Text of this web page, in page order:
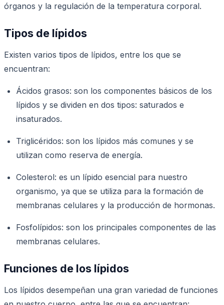
órganos y la regulación de la temperatura corporal.
Tipos de lípidos
Existen varios tipos de lípidos, entre los que se
encuentran:
Ácidos grasos: son los componentes básicos de los
lípidos y se dividen en dos tipos: saturados e
insaturados.
Triglicéridos: son los lípidos más comunes y se
utilizan como reserva de energía.
Colesterol: es un lípido esencial para nuestro
organismo, ya que se utiliza para la formación de
membranas celulares y la producción de hormonas.
Fosfolípidos: son los principales componentes de las
membranas celulares.
Funciones de los lípidos
Los lípidos desempeñan una gran variedad de funciones